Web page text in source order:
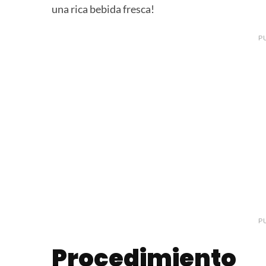
una rica bebida fresca!
Procedimiento